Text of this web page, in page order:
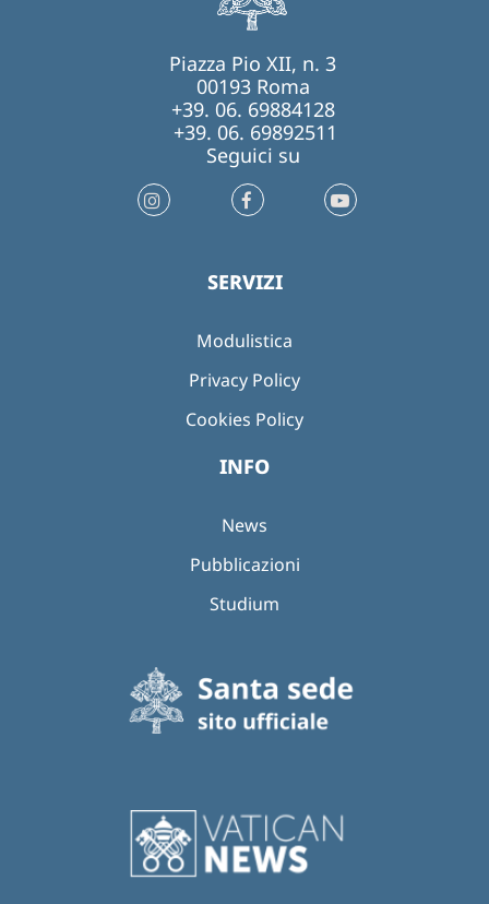
Piazza Pio XII, n. 3
00193 Roma
+39. 06. 69884128
+39. 06. 69892511
Seguici su
SERVIZI
Modulistica
Privacy Policy
Cookies Policy
INFO
News
Pubblicazioni
Studium